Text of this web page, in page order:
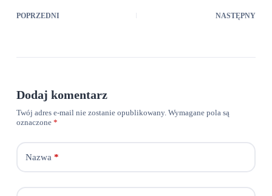
POPRZEDNI NASTĘPNY
Dodaj komentarz
Twój adres e-mail nie zostanie opublikowany. Wymagane pola są
oznaczone *
Nazwa *